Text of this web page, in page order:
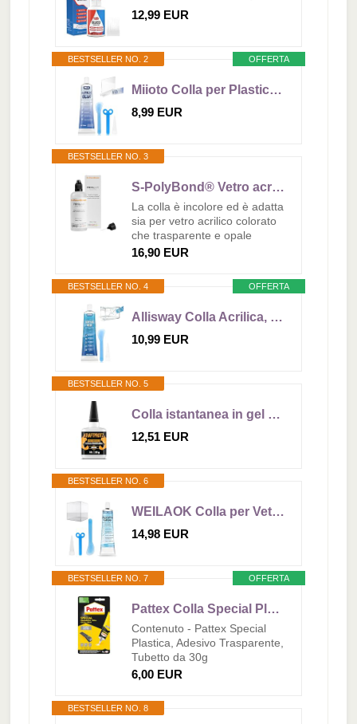
12,99 EUR
OFFERTA
BESTSELLER NO. 2
Miioto Colla per Plastica, Colla modellismo plastica, colla per vetro Trasparente, Collas per Vetro Extra Forte Trasparente per Incollare Acrilico, Metallo, Plastica, Vetro,100ml
8,99 EUR
BESTSELLER NO. 3
S-PolyBond® Vetro acrilico colla, colla per saldatura a freddo, 100 ml, adatta anche per l'incollaggio di ABS, ASA, SAN, PS (1, adesivo in vetro acrilico)
La colla è incolore ed è adatta
sia per vetro acrilico colorato
che trasparente e opale
16,90 EUR
OFFERTA
BESTSELLER NO. 4
Allisway Colla Acrilica, Colla per Plexiglass Trasparente, colla per Vetro, Impermeabile e Isolante, Adatto per Prodotti Acrilici, Siliconici e Metalli, Forte Adesione, 100 ml, Trasparente
10,99 EUR
BESTSELLER NO. 5
Colla istantanea in gel extra forte 50 g – Supercolla XXL con ago dosatore – trasparente, non cola, impermeabile e resistente al calore – adesivo per plastica, legno, metallo, vetro – KRAFTPROTZ ARKA
12,51 EUR
BESTSELLER NO. 6
WEILAOK Colla per Vetro Extra Forte Trasparente, Colla Acrilica, colla per Trasparente, collas, Adatto a Vari Materiali Come Acrilico, Plastica, Vetro, Ceramica, ecc, 100 ML
14,98 EUR
OFFERTA
BESTSELLER NO. 7
Pattex Colla Special Plastica Tubetto da 30 g.
Contenuto - Pattex Special
Plastica, Adesivo Trasparente,
Tubetto da 30g
6,00 EUR
BESTSELLER NO. 8